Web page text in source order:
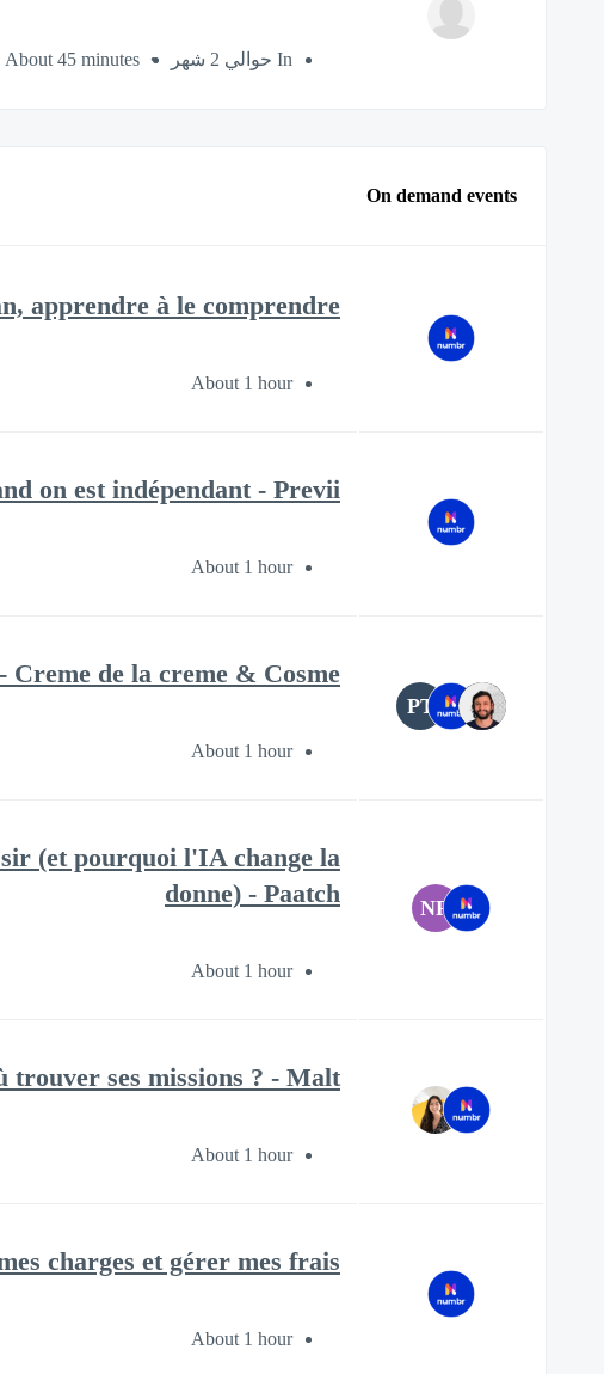
In حوالي 2 شهر About 45 minutes
On demand events
apprendre à le comprendre
About 1 hour
on est indépendant - Previi
About 1 hour
PT
de la creme & Cosme
About 1 hour
NR
(et pourquoi l'IA change la
donne) - Paatch
About 1 hour
trouver ses missions ? - Malt
About 1 hour
charges et gérer mes frais ?
About 1 hour